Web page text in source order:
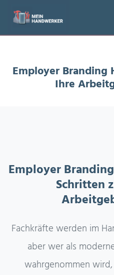
Startseite
Arbeitgebermarke
Employer Branding
Ihre
Employer
Schritten
Fachkräfte werden im
aber wer als
wahrgenommen